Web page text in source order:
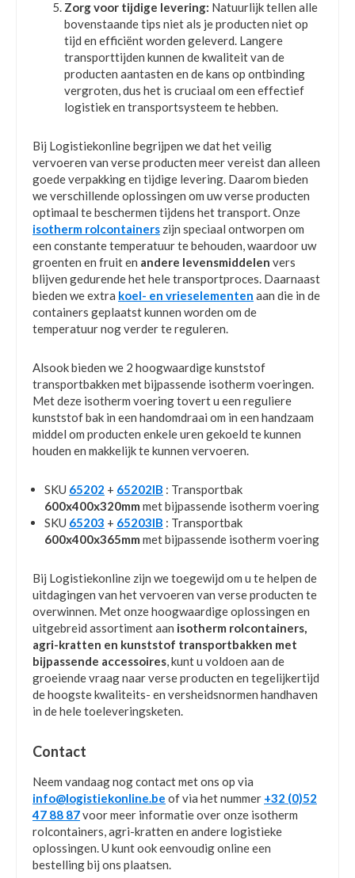
Zorg voor tijdige levering: Natuurlijk tellen alle
bovenstaande tips niet als je producten niet op
tijd en efficiënt worden geleverd. Langere
transporttijden kunnen de kwaliteit van de
producten aantasten en de kans op ontbinding
vergroten, dus het is cruciaal om een effectief
logistiek en transportsysteem te hebben.
Bij Logistiekonline begrijpen we dat het veilig
vervoeren van verse producten meer vereist dan alleen
goede verpakking en tijdige levering. Daarom bieden
we verschillende oplossingen om uw verse producten
optimaal te beschermen tijdens het transport. Onze
isotherm rolcontainers zijn speciaal ontworpen om
een constante temperatuur te behouden, waardoor uw
groenten en fruit en andere levensmiddelen vers
blijven gedurende het hele transportproces. Daarnaast
bieden we extra koel- en vrieselementen aan die in de
containers geplaatst kunnen worden om de
temperatuur nog verder te reguleren.
Alsook bieden we 2 hoogwaardige kunststof
transportbakken met bijpassende isotherm voeringen.
Met deze isotherm voering tovert u een reguliere
kunststof bak in een handomdraai om in een handzaam
middel om producten enkele uren gekoeld te kunnen
houden en makkelijk te kunnen vervoeren.
SKU 65202 + 65202IB : Transportbak
600x400x320mm met bijpassende isotherm voering
SKU 65203 + 65203IB : Transportbak
600x400x365mm met bijpassende isotherm voering
Bij Logistiekonline zijn we toegewijd om u te helpen de
uitdagingen van het vervoeren van verse producten te
overwinnen. Met onze hoogwaardige oplossingen en
uitgebreid assortiment aan isotherm rolcontainers,
agri-kratten en kunststof transportbakken met
bijpassende accessoires, kunt u voldoen aan de
groeiende vraag naar verse producten en tegelijkertijd
de hoogste kwaliteits- en versheidsnormen handhaven
in de hele toeleveringsketen.
Contact
Neem vandaag nog contact met ons op via
info@logistiekonline.be of via het nummer +32 (0)52
47 88 87voor meer informatie over onze isotherm
rolcontainers, agri-kratten en andere logistieke
oplossingen. U kunt ook eenvoudig online een
bestelling bij ons plaatsen.